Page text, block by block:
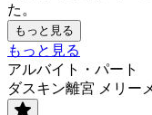
た。
もっと見る
もっと見る
アルバイト・パート
ダスキン離宮 メリー